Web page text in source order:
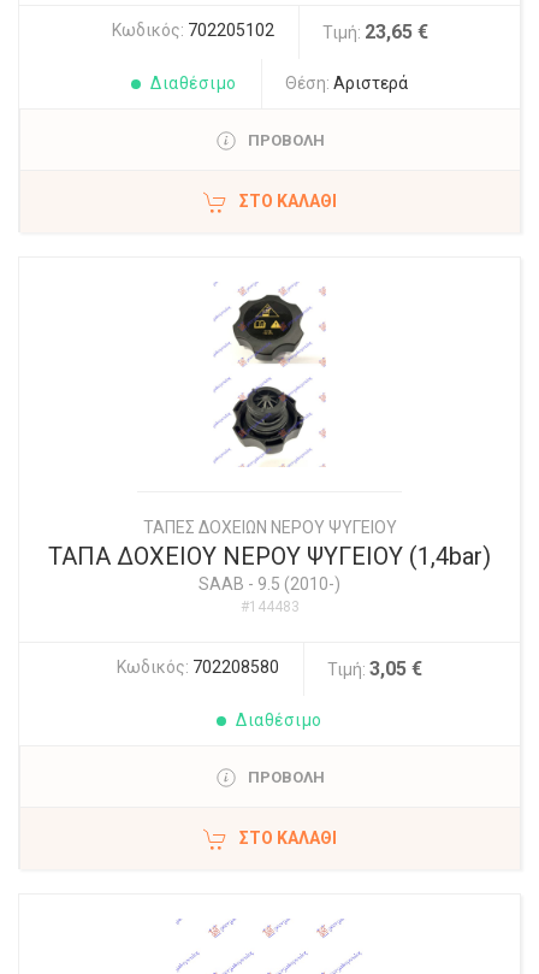
Κωδικός: 702205102 Τιμή: 23,65 €
Διαθέσιμο Θέση: Αριστερά
ΠΡΟΒΟΛΗ
ΣΤΟ ΚΑΛΆΘΙ
ΤΑΠΕΣ ΔΟΧΕΙΩΝ ΝΕΡΟΥ ΨΥΓΕΙΟΥ
ΤΑΠΑ ΔΟΧΕΙΟΥ ΝΕΡΟΥ ΨΥΓΕΙΟΥ (1,4bar)
SAAB - 9.5 (2010-)
#144483
Κωδικός: 702208580 Τιμή: 3,05 €
Διαθέσιμο
ΠΡΟΒΟΛΗ
ΣΤΟ ΚΑΛΆΘΙ